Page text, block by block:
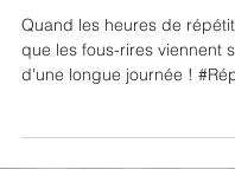
Quand les heures de
que les fous-rires viennent
d'une longue journée !